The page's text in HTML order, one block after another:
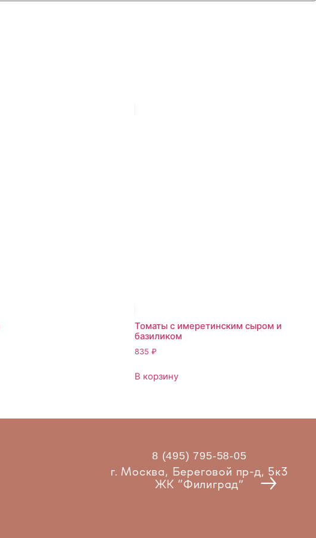
Томаты с имеретинским сыром и
базиликом
835₽
В корзину
8 (495) 795-58-05
г. Москва, Береговой пр-д, 5к3
ЖК “Филиград”